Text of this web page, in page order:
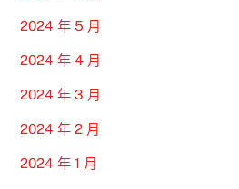
2024 年 5 月
2024 年 4 月
2024 年 3 月
2024 年 2 月
2024 年 1 月